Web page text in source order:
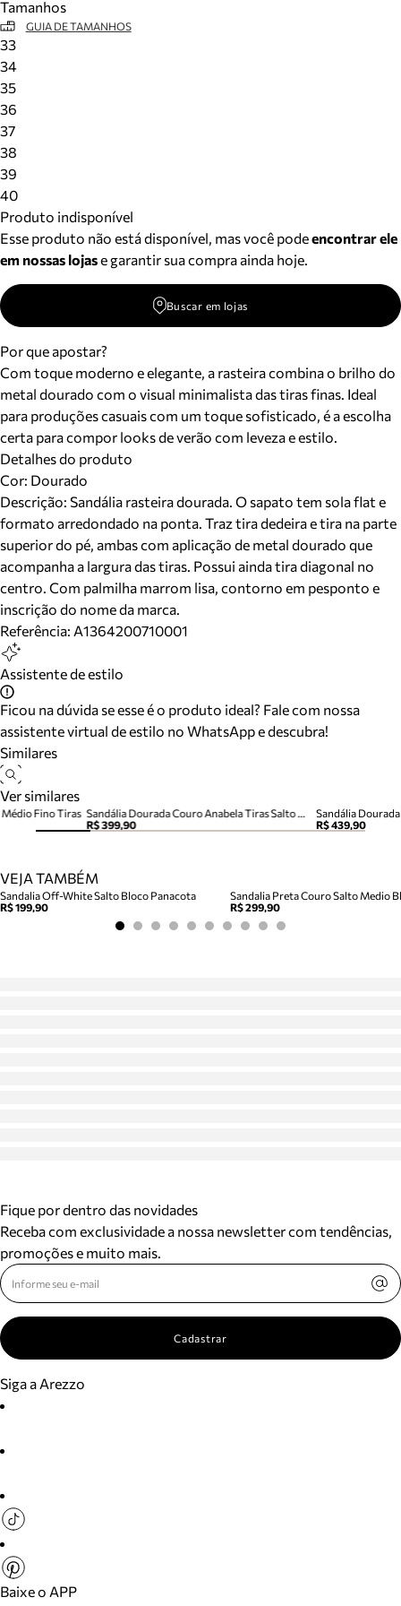
Tamanhos
GUIA DE TAMANHOS
33
34
35
36
37
38
39
40
Produto indisponível
Esse produto não está disponível, mas você podeencontrar ele
em nossas lojase garantir sua compra ainda hoje.
Buscar em lojas
Por que apostar?
Com toque moderno e elegante, a rasteira combina o brilho do
metal dourado com o visual minimalista das tiras finas. Ideal
para produções casuais com um toque sofisticado, é a escolha
certa para compor looks de verão com leveza e estilo.
Detalhes do produto
Cor: Dourado
Descrição: Sandália rasteira dourada. O sapato tem sola flat e
formato arredondado na ponta. Traz tira dedeira e tira na parte
superior do pé, ambas com aplicação de metal dourado que
acompanha a largura das tiras. Possui ainda tira diagonal no
centro. Com palmilha marrom lisa, contorno em pesponto e
inscrição do nome da marca.
Referência: A1364200710001
Assistente de estilo
Ficou na dúvida se esse é o produto ideal? Fale com nossa
assistente virtual de estilo no WhatsApp e descubra!
Similares
Ver similares
Sandália Dourada Couro Anabela Tiras Salto Médio
R$ 399,90
Sandália
R$ 439,90
Fino Tiras
VEJA TAMBÉM
Sandalia Off-White Salto Bloco Panacota
R$ 199,90
Sandalia Preta Couro Salto Medio
R$ 299,90
Fique por dentro das novidades
Receba com exclusividade a nossa newsletter com tendências,
promoções e muito mais.
Cadastrar
Siga a Arezzo
Baixe o APP